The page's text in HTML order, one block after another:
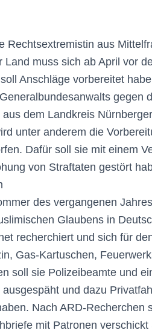
Rechtsextremistin aus
muss sich ab April vor
Anschläge vorbereitet
gegen
dem Landkreis
unter anderem die
Dafür soll sie mit einem
von Straftaten gestört
des vergangenen
Glaubens in
recherchiert und sich für
Gas-Kartuschen,
soll sie Polizeibeamte und
und dazu
Nach ARD-Recherchen
mit Patronen verschickt